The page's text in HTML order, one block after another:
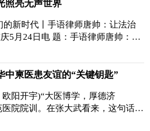
照亮无声世界
的新时代丨手语律师唐帅：让法治
手语律师唐帅：让
中柬医患友谊的“关键钥匙”
阳开宇)“大医博学，厚德济
院院训。在张大武看来，这句话也